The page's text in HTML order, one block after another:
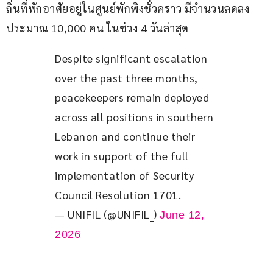
ถิ่นที่พักอาศัยอยู่ในศูนย์พักพิงชั่วคราว มีจำนวนลดลง
ประมาณ 10,000 คน ในช่วง 4 วันล่าสุด
Despite significant escalation
over the past three months,
peacekeepers remain deployed
across all positions in southern
Lebanon and continue their
work in support of the full
implementation of Security
Council Resolution 1701.
— UNIFIL (@UNIFIL_) June 12,
2026